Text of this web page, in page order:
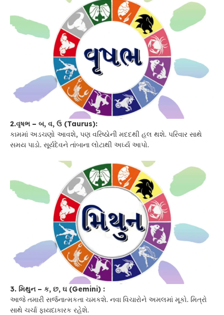
2.વૃષભ – બ, વ, ઉ (Taurus):
કામમાં અડચણો આવશે, પણ વરિષ્ઠોની મદદથી હલ થશે. પરિવાર સાથે
સમય પાડો. સૂર્યદેવને તાંબાના લોટાથી અર્ઘ્ય આપો.
3. મિથુન – ક, છ, ઘ (Gemini) :
આજે તમારી સર્જનાત્મકતા ચમકશે. નવા વિચારોને અમલમાં મૂકો. મિત્રો
સાથે ચર્ચા ફાયદાકારક રહેશે.